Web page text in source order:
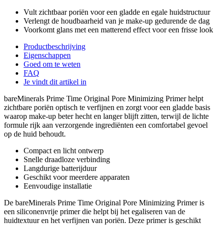
Vult zichtbaar poriën voor een gladde en egale huidstructuur
Verlengt de houdbaarheid van je make-up gedurende de dag
Voorkomt glans met een matterend effect voor een frisse look
Productbeschrijving
Eigenschappen
Goed om te weten
FAQ
Je vindt dit artikel in
bareMinerals Prime Time Original Pore Minimizing Primer helpt
zichtbare poriën optisch te verfijnen en zorgt voor een gladde basis
waarop make-up beter hecht en langer blijft zitten, terwijl de lichte
formule rijk aan verzorgende ingrediënten een comfortabel gevoel
op de huid behoudt.
Compact en licht ontwerp
Snelle draadloze verbinding
Langdurige batterijduur
Geschikt voor meerdere apparaten
Eenvoudige installatie
De bareMinerals Prime Time Original Pore Minimizing Primer is
een siliconenvrije primer die helpt bij het egaliseren van de
huidtextuur en het verfijnen van poriën. Deze primer is geschikt